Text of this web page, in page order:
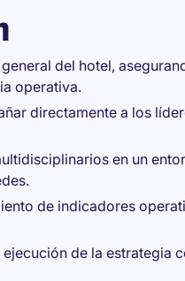
del hotel,
operativa.
directamente a los
en un
de indicadores
de la estrategia